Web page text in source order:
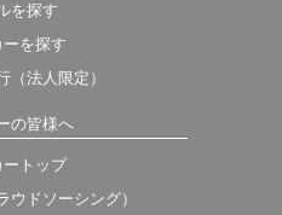
を探す
ーを探す
（法人限定）
の皆様へ
ートップ
ウドソーシング）